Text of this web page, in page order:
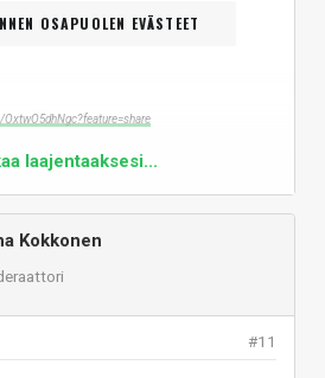
OSAPUOLEN EVÄSTEET
laajentaaksesi...
Kokkonen
#11